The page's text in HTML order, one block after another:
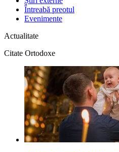
Întreabă preotul
Evenimente
Actualitate
Citate Ortodoxe